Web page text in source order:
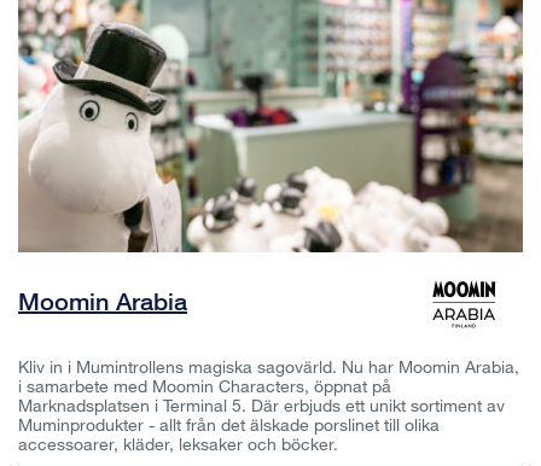
Moomin Arabia
Kliv in i Mumintrollens magiska sagovärld. Nu har Moomin Arabia,
i samarbete med Moomin Characters, öppnat på
Marknadsplatsen i Terminal 5. Där erbjuds ett unikt sortiment av
Muminprodukter - allt från det älskade porslinet till olika
accessoarer, kläder, leksaker och böcker.